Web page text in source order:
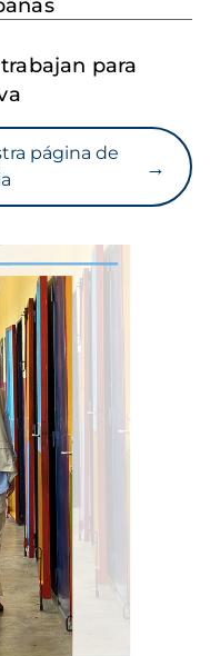
para
página de
→